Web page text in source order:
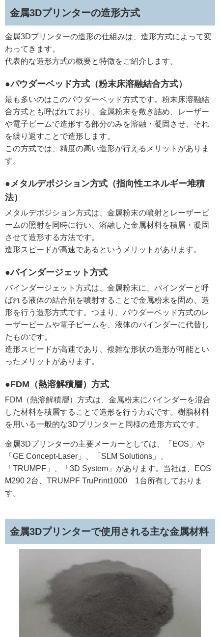
金属3Dプリンターの造形方式
金属3Dプリンターの造形の仕組みは、造形方式によって変
わってきます。
代表的な造形方式の概要と特徴をご紹介します。
●パウダーベッド方式（粉末床溶融結合方式）
最も多いのはこのパウダーベッド方式です。粉末床溶融結
合方式とも呼ばれており、金属粉末を敷き詰め、レーザー
や電子ビームで造形する部分のみを溶融・凝固させ、それ
を繰り返すことで造形します。
この方式では、精度の高い造形が行えるメリットがありま
す。
●メタルデポジション方式（指向性エネルギー堆積
法）
メタルデポジション方式は、金属粉末の噴射とレーザービ
ームの照射を同時に行い、溶融した金属材料を積層・凝固
させて造形する方法です。
造形スピードが高速であるというメリットがあります。
●バインダージェット方式
バインダージェット方式は、金属粉末に、バインダーと呼
ばれる液体の結合剤を噴射することで金属粉末を固め、造
形を行う造形方式です。つまり、パウダーベッド方式のレ
ーザービームや電子ビームを、液体のバインダーに代替し
たものです。
造形スピードが高速であり、複雑な形状の造形が可能とい
ったメリットがあります。
●FDM（熱溶解積層）方式
FDM（熱溶解積層）方式は、金属粉末にバインダーを混合
した材料を積層することで造形を行う方式です。樹脂材料
を用いる一般的な3Dプリンターと同様の造形方式です。
金属3Dプリンターの主要メーカーとしては、「EOS」や
「GE Concept-Laser」、「SLM Solutions」、
「TRUMPF」、「3D System」があります。当社は、EOS
M290 2台、TRUMPF TruPrint1000 1台所有しておりま
す。
金属3Dプリンターで使用される主な金属材料